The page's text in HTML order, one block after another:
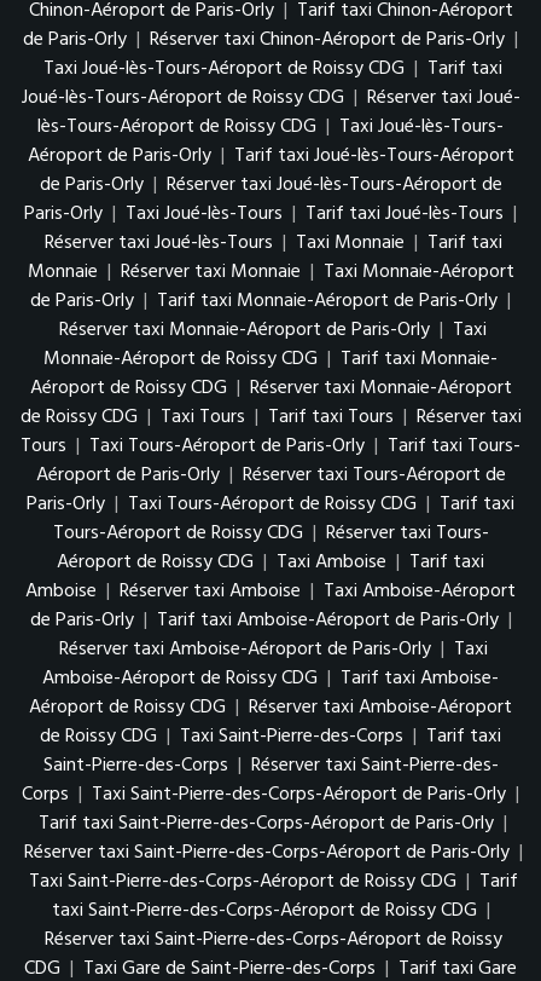
Chinon-Aéroport de Paris-Orly | Tarif taxi Chinon-Aéroport
de Paris-Orly | Réserver taxi Chinon-Aéroport de Paris-Orly |
Taxi Joué-lès-Tours-Aéroport de Roissy CDG | Tarif taxi
Joué-lès-Tours-Aéroport de Roissy CDG | Réserver taxi Joué-
lès-Tours-Aéroport de Roissy CDG | Taxi Joué-lès-Tours-
Aéroport de Paris-Orly | Tarif taxi Joué-lès-Tours-Aéroport
de Paris-Orly | Réserver taxi Joué-lès-Tours-Aéroport de
Paris-Orly | Taxi Joué-lès-Tours | Tarif taxi Joué-lès-Tours |
Réserver taxi Joué-lès-Tours | Taxi Monnaie | Tarif taxi
Monnaie | Réserver taxi Monnaie | Taxi Monnaie-Aéroport
de Paris-Orly | Tarif taxi Monnaie-Aéroport de Paris-Orly |
Réserver taxi Monnaie-Aéroport de Paris-Orly | Taxi
Monnaie-Aéroport de Roissy CDG | Tarif taxi Monnaie-
Aéroport de Roissy CDG | Réserver taxi Monnaie-Aéroport
de Roissy CDG | Taxi Tours | Tarif taxi Tours | Réserver taxi
Tours | Taxi Tours-Aéroport de Paris-Orly | Tarif taxi Tours-
Aéroport de Paris-Orly | Réserver taxi Tours-Aéroport de
Paris-Orly | Taxi Tours-Aéroport de Roissy CDG | Tarif taxi
Tours-Aéroport de Roissy CDG | Réserver taxi Tours-
Aéroport de Roissy CDG | Taxi Amboise | Tarif taxi
Amboise | Réserver taxi Amboise | Taxi Amboise-Aéroport
de Paris-Orly | Tarif taxi Amboise-Aéroport de Paris-Orly |
Réserver taxi Amboise-Aéroport de Paris-Orly | Taxi
Amboise-Aéroport de Roissy CDG | Tarif taxi Amboise-
Aéroport de Roissy CDG | Réserver taxi Amboise-Aéroport
de Roissy CDG | Taxi Saint-Pierre-des-Corps | Tarif taxi
Saint-Pierre-des-Corps | Réserver taxi Saint-Pierre-des-
Corps | Taxi Saint-Pierre-des-Corps-Aéroport de Paris-Orly |
Tarif taxi Saint-Pierre-des-Corps-Aéroport de Paris-Orly |
Réserver taxi Saint-Pierre-des-Corps-Aéroport de Paris-Orly |
Taxi Saint-Pierre-des-Corps-Aéroport de Roissy CDG | Tarif
taxi Saint-Pierre-des-Corps-Aéroport de Roissy CDG |
Réserver taxi Saint-Pierre-des-Corps-Aéroport de Roissy
CDG | Taxi Gare de Saint-Pierre-des-Corps | Tarif taxi Gare